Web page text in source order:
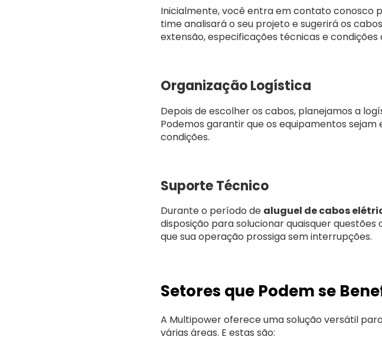
Inicialmente, você entra em contato conosco
time analisará o seu projeto e sugerirá os
extensão, especificações técnicas e condições
Organização Logística
Depois de escolher os cabos, planejamos a
Podemos garantir que os equipamentos
condições.
Suporte Técnico
Durante o período de aluguel de cabos
disposição para solucionar quaisquer
que sua operação prossiga sem interrupções.
Setores que Podem se
A Multipower oferece uma solução versátil
várias áreas. E estas são: